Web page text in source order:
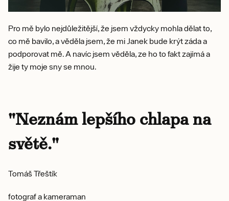
Pro mě bylo nejdůležitější, že jsem vždycky mohla dělat to,
co mě bavilo, a věděla jsem, že mi Janek bude krýt záda a
podporovat mě. A navíc jsem věděla, ze ho to fakt zajímá a
žije ty moje sny se mnou.
"Neznám lepšího chlapa na
světě."
Tomáš Třeštík
fotograf a kameraman